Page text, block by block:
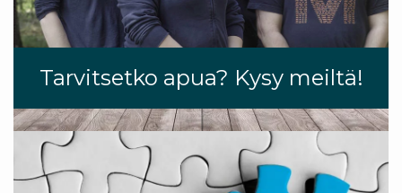
Tarvitsetko apua? Kysy meiltä!